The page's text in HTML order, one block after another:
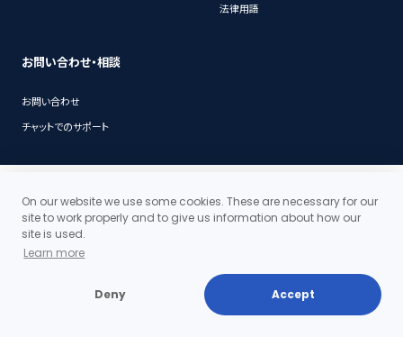
法律用語
お問い合わせ・相談
お問い合わせ
チャットでのサポート
代表挨拶
事務所概要
沿革
アクセス・地図
個人情報保護ポリシー
On our website we use some cookies. These are necessary for our
site to work properly and to give us information about how our
site is used.
Learn more
Deny Accept